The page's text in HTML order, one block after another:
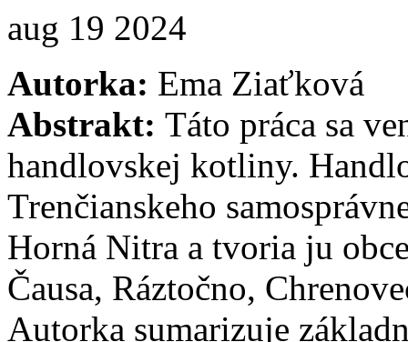
aug 19 2024
Autorka: Ema Ziaťková
Abstrakt: Táto práca sa
handlovskej kotliny.
Trenčianskeho
Horná Nitra a tvoria ju
Čausa, Ráztočno,
Autorka sumarizuje